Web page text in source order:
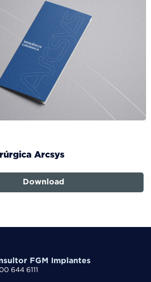
Arcsys
Download
FGM Implantes
644 6111